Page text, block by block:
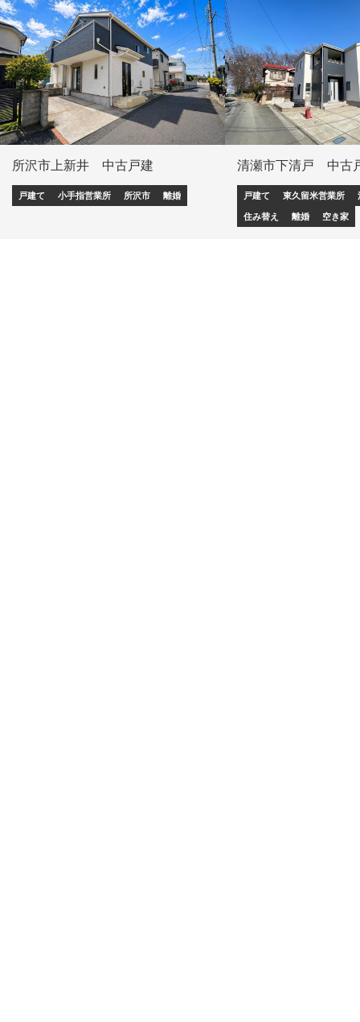
所沢市上新井 中古戸建
戸建て 小手指営業所 所沢市 離婚
清瀬市下清戸 中古
戸建て 東久留米営業所
住み替え
離婚 空き家